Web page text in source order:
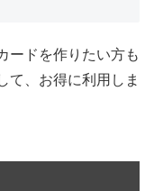
ードを作りたい方も
て、お得に利用しま